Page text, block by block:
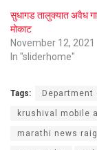
सुधागड तालुक्यात अवैध
मोकाट
November 12, 2021
In "sliderhome"
Tags: Department
krushival mobile
marathi news